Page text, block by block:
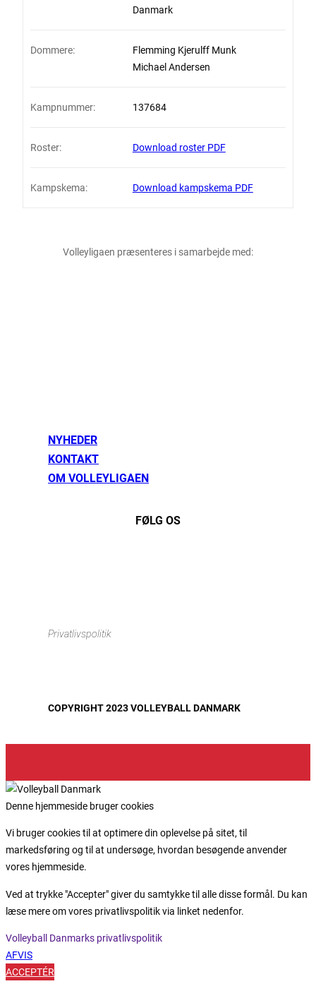
Danmark
Dommere:
Flemming Kjerulff Munk
Michael Andersen
Kampnummer: 137684
Roster: Download roster PDF
Kampskema: Download kampskema PDF
Volleyligaen præsenteres i samarbejde med:
NYHEDER
KONTAKT
OM VOLLEYLIGAEN
FØLG OS
Privatlivspolitik
COPYRIGHT 2023 VOLLEYBALL DANMARK
Denne hjemmeside bruger cookies
Vi bruger cookies til at optimere din oplevelse på sitet, til
markedsføring og til at undersøge, hvordan besøgende anvender
vores hjemmeside.
Ved at trykke "Accepter" giver du samtykke til alle disse formål. Du kan
læse mere om vores privatlivspolitik via linket nedenfor.
Volleyball Danmarks privatlivspolitik
AFVIS
ACCEPTÉR